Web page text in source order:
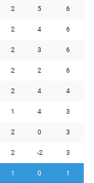
2 5 6
2 4 6
2 3 6
2 2 6
2 4 4
1 4 3
2 0 3
2 -2 3
1 0 1